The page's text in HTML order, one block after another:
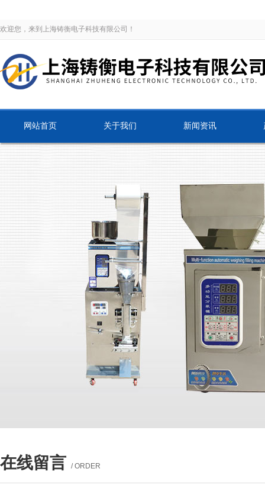
欢迎您，来到上海铸衡电子科技有限公司！
网站首页 关于我们 新闻资讯
在线留言 / ORDER